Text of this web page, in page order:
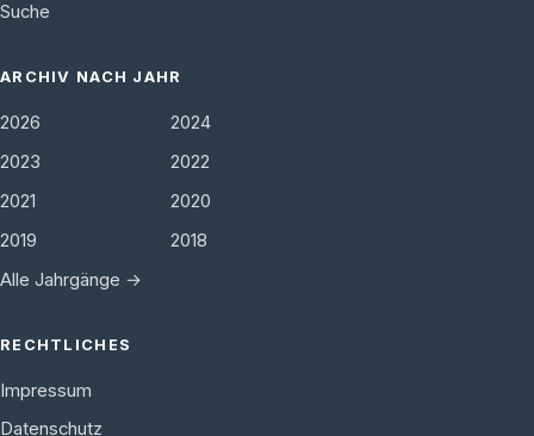
Suche
ARCHIV NACH JAHR
2026
2024
2023
2022
2021
2020
2019
2018
Alle Jahrgänge →
RECHTLICHES
Impressum
Datenschutz